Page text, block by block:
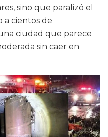
sino que paralizó el
a cientos de
ciudad que parece
sin caer en